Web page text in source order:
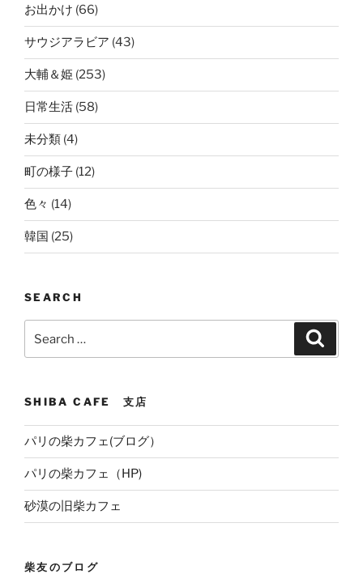
お出かけ (66)
サウジアラビア (43)
大輔＆姫 (253)
日常生活 (58)
未分類 (4)
町の様子 (12)
色々 (14)
韓国 (25)
SEARCH
SHIBA CAFE 支店
パリの柴カフェ(ブログ）
パリの柴カフェ（HP)
砂漠の旧柴カフェ
柴友のブログ